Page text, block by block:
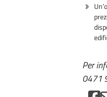
Per
0471